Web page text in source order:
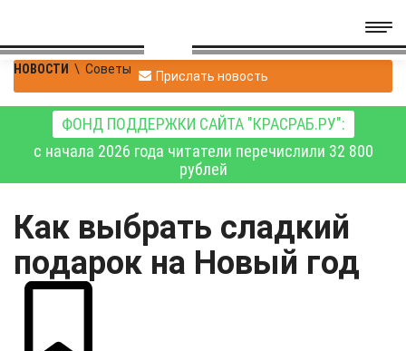
НОВОСТИ \ Советы Прислать новость
ФОНД ПОДДЕРЖКИ САЙТА "КРАСРАБ.РУ":
с начала 2026 года читатели перечислили 32 800
рублей
Как выбрать сладкий
подарок на Новый год